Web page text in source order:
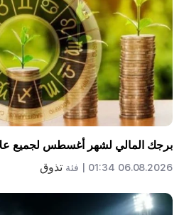
برجك المالي لشهر أغسطس لجميع
06.08.2026 01:34 | فئة تذوق